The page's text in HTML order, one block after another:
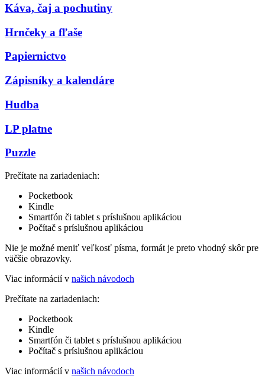
Káva, čaj a pochutiny
Hrnčeky a fľaše
Papiernictvo
Zápisníky a kalendáre
Hudba
LP platne
Puzzle
Prečítate na zariadeniach:
Pocketbook
Kindle
Smartfón či tablet s príslušnou aplikáciou
Počítač s príslušnou aplikáciou
Nie je možné meniť veľkosť písma, formát je preto vhodný skôr pre
väčšie obrazovky.
Viac informácií v našich návodoch
Prečítate na zariadeniach:
Pocketbook
Kindle
Smartfón či tablet s príslušnou aplikáciou
Počítač s príslušnou aplikáciou
Viac informácií v našich návodoch